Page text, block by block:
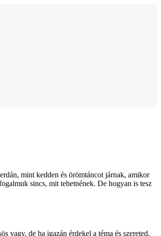
mint kedden és örömtáncot járnak, amikor
sincs, mit tehetnének. De hogyan is tesz
vagy, de ha igazán érdekel a téma és szereted,